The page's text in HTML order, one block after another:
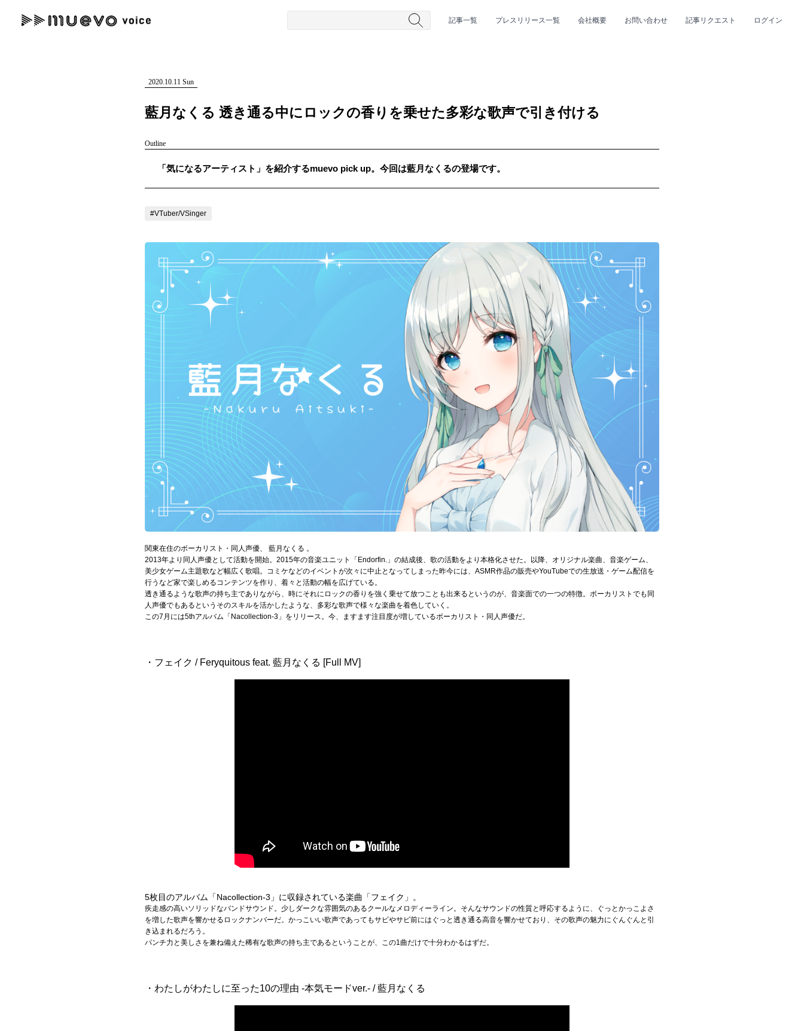
記事一覧 プレスリリース一覧 会社概要 お問い合わせ 記事リクエスト ログイン
#女性SSW #ロック #男性シンガー #HR/HM #女性シンガー #ヒップホップ #男性シンガーグループ #R&B/ソウル
"読者の声を形にする”音楽特化メディア
2020.10.11 Sun
藍月なくる 透き通る中にロックの香りを乗せた多彩な歌声で引き付ける
Outline
「気になるアーティスト」を紹介するmuevo pick up。今回は藍月なくるの登場です。
#VTuber/VSinger
関東在住のボーカリスト・同人声優、 藍月なくる 。
2013年より同人声優として活動を開始。2015年の音楽ユニット「Endorfin.」の結成後、歌の活動をより本格化させた。以降、オリジナル楽曲、音楽ゲーム、
美少女ゲーム主題歌など幅広く歌唱。コミケなどのイベントが次々に中止となってしまった昨今には、ASMR作品の販売やYouTubeでの生放送・ゲーム配信を
行うなど家で楽しめるコンテンツを作り、着々と活動の幅を広げている。
透き通るような歌声の持ち主でありながら、時にそれにロックの香りを強く乗せて放つことも出来るというのが、音楽面での一つの特徴。ボーカリストでも同
人声優でもあるというそのスキルを活かしたような、多彩な歌声で様々な楽曲を着色していく。
この7月には5thアルバム「Nacollection-3」をリリース。今、ますます注目度が増しているボーカリスト・同人声優だ。
・フェイク / Feryquitous feat. 藍月なくる [Full MV]
5枚目のアルバム「Nacollection-3」に収録されている楽曲「フェイク」。
疾走感の高いソリッドなバンドサウンド。少しダークな雰囲気のあるクールなメロディーライン。そんなサウンドの性質と呼応するように、ぐっとかっこよさ
を増した歌声を響かせるロックナンバーだ。かっこいい歌声であってもサビやサビ前にはぐっと透き通る高音を響かせており、その歌声の魅力にぐんぐんと引
き込まれるだろう。
パンチ力と美しさを兼ね備えた稀有な歌声の持ち主であるということが、この1曲だけで十分わかるはずだ。
・わたしがわたしに至った10の理由 -本気モードver.- / 藍月なくる